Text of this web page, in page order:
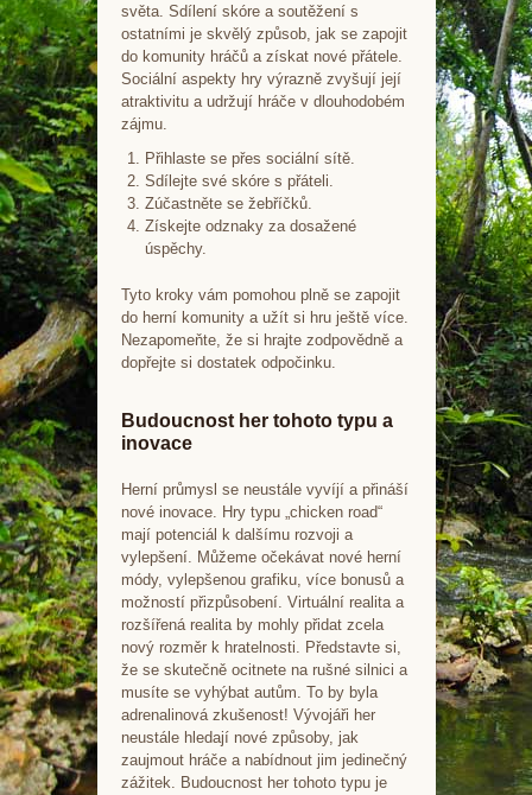
světa. Sdílení skóre a soutěžení s
ostatními je skvělý způsob, jak se zapojit
do komunity hráčů a získat nové přátele.
Sociální aspekty hry výrazně zvyšují její
atraktivitu a udržují hráče v dlouhodobém
zájmu.
Přihlaste se přes sociální sítě.
Sdílejte své skóre s přáteli.
Zúčastněte se žebříčků.
Získejte odznaky za dosažené
úspěchy.
Tyto kroky vám pomohou plně se zapojit
do herní komunity a užít si hru ještě více.
Nezapomeňte, že si hrajte zodpovědně a
dopřejte si dostatek odpočinku.
Budoucnost her tohoto typu a
inovace
Herní průmysl se neustále vyvíjí a přináší
nové inovace. Hry typu „chicken road“
mají potenciál k dalšímu rozvoji a
vylepšení. Můžeme očekávat nové herní
módy, vylepšenou grafiku, více bonusů a
možností přizpůsobení. Virtuální realita a
rozšířená realita by mohly přidat zcela
nový rozměr k hratelnosti. Představte si,
že se skutečně ocitnete na rušné silnici a
musíte se vyhýbat autům. To by byla
adrenalinová zkušenost! Vývojáři her
neustále hledají nové způsoby, jak
zaujmout hráče a nabídnout jim jedinečný
zážitek. Budoucnost her tohoto typu je